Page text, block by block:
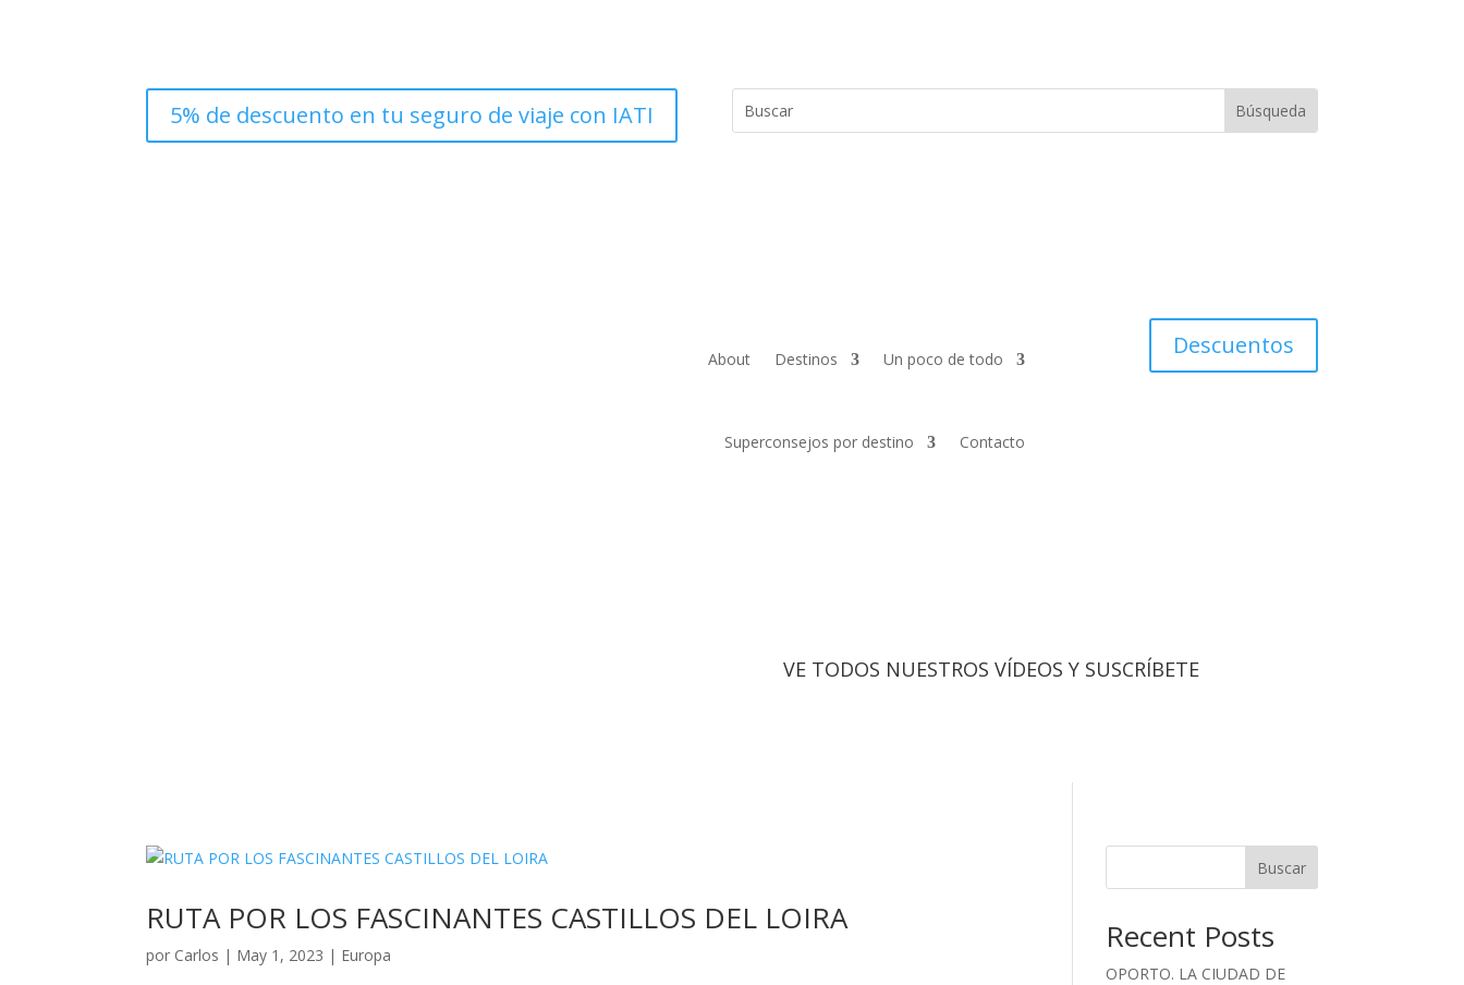
5% de descuento en tu seguro de viaje con IATI
About Destinos Un poco de todo
Superconsejos por destino Contacto
Descuentos
VE TODOS NUESTROS VÍDEOS Y SUSCRÍBETE
RUTA POR LOS FASCINANTES CASTILLOS DEL LOIRA
por Carlos | May 1, 2023 | Europa
Buscar
Recent Posts
OPORTO. LA CIUDAD DE